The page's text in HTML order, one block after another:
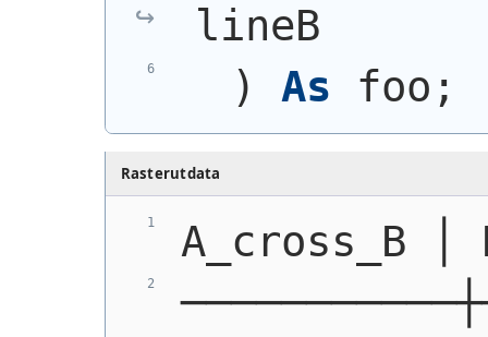
lineB
)
As foo;
Rasterutdata
A_cross_B │